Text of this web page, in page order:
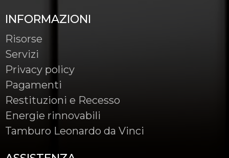
INFORMAZIONI
Risorse
Servizi
Privacy policy
Pagamenti
Restituzioni e Recesso
Energie rinnovabili
Tamburo Leonardo da Vinci